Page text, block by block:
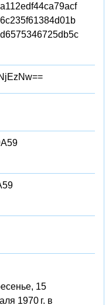
15
1970 г. в